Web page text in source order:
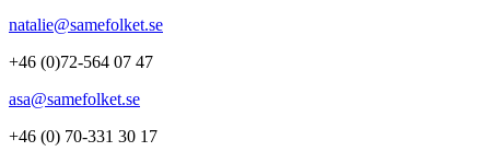
natalie@samefolket.se
+46 (0)72-564 07 47
asa@samefolket.se
+46 (0) 70-331 30 17